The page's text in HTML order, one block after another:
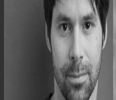
DIE
TERMINE